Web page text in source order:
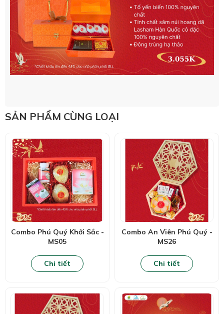
SẢN PHẨM CÙNG LOẠI
Combo Phú Quý Khởi Sắc -
MS05
Chi tiết
Combo An Viên Phú Quý -
MS26
Chi tiết